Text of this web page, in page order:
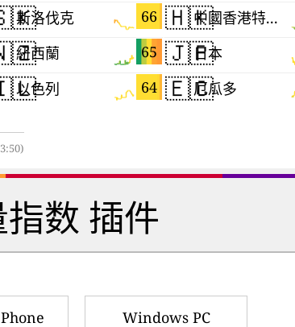
66
斯洛伐克
65
紐西蘭
64
以色列
🇭🇰 中國香港特別行政區
🇯🇵
日本
🇪🇨厄瓜多
数 插件
Windows PC